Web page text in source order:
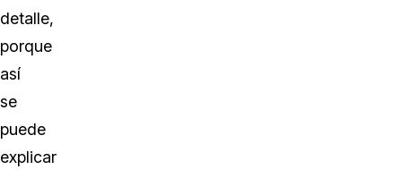
detalle,
porque
así
se
puede
explicar